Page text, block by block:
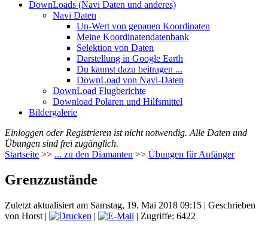
DownLoads (Navi Daten und anderes)
Navi Daten
Un-Wert von genauen Koordinaten
Meine Koordinatendatenbank
Selektion von Daten
Darstellung in Google Earth
Du kannst dazu beitragen ...
DownLoad von Navi-Daten
DownLoad Flugberichte
Download Polaren und Hilfsmittel
Bildergalerie
Einloggen oder Registrieren ist nicht notwendig. Alle Daten und
Übungen sind frei zugänglich.
Startseite >> ... zu den Diamanten >> Übungen für Anfänger
Grenzzustände
Zuletzt aktualisiert am Samstag, 19. Mai 2018 09:15 | Geschrieben
von Horst | |
| Zugriffe: 6422